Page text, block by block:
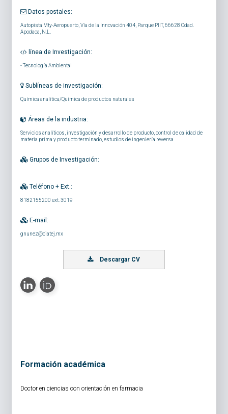
Datos postales:
Autopista Mty-Aeropuerto, Vía de la Innovación 404, Parque PIIT, 66628 Cdad.
Apodaca, N.L.
línea de Investigación:
- Tecnología Ambiental
Sublíneas de investigación:
Química analítica/Química de productos naturales
Áreas de la industria:
Servicios analíticos, investigación y desarrollo de producto, control de calidad de
materia prima y producto terminado, estudios de ingeniería reversa
Grupos de Investigación:
Teléfono + Ext.:
8182155200 ext. 3019
E-mail:
gnunez@ciatej.mx
Descargar CV
Formación académica
Doctor en ciencias con orientación en farmacia